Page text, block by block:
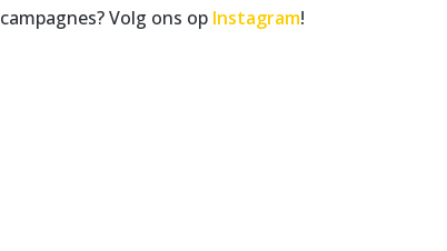
Volg ons op Instagram!